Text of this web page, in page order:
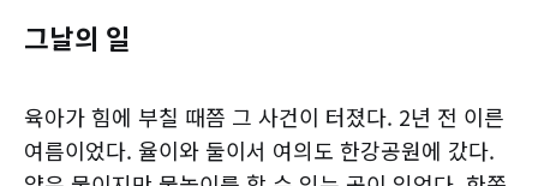
그날의 일
육아가 힘에 부칠 때쯤 그 사건이 터졌다. 2년 전 이른
여름이었다. 율이와 둘이서 여의도 한강공원에 갔다.